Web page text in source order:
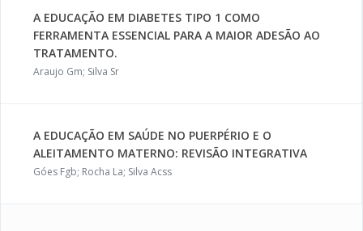
A EDUCAÇÃO EM DIABETES TIPO 1 COMO
FERRAMENTA ESSENCIAL PARA A MAIOR ADESÃO AO
TRATAMENTO.
Araujo Gm; Silva Sr
A EDUCAÇÃO EM SAÚDE NO PUERPÉRIO E O
ALEITAMENTO MATERNO: REVISÃO INTEGRATIVA
Góes Fgb; Rocha La; Silva Acss